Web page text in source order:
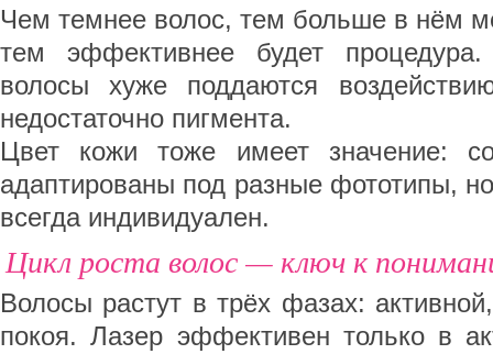
Чем темнее волос, тем больше в нём
тем эффективнее будет
волосы хуже поддаются
недостаточно пигмента.
Цвет кожи тоже имеет значение:
адаптированы под разные фототипы,
всегда индивидуален.
Цикл роста волос — ключ к
Волосы растут в трёх фазах:
покоя. Лазер эффективен только в